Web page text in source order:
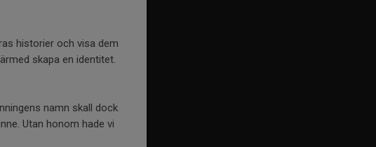
historier och visa dem
skapa en identitet.
namn skall dock
Utan honom hade vi